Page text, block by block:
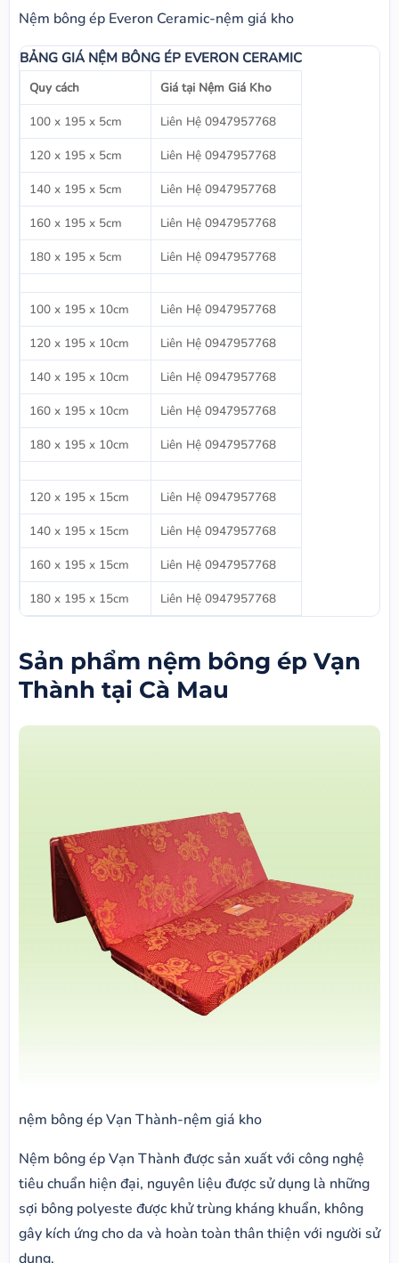
Nệm bông ép Everon Ceramic-nệm giá kho
BẢNG GIÁ NỆM BÔNG ÉP EVERON CERAMIC
Quy cách
Giá tại Nệm Giá Kho
100 x 195 x 5cm
Liên Hệ 0947957768
120 x 195 x 5cm
Liên Hệ 0947957768
140 x 195 x 5cm
Liên Hệ 0947957768
160 x 195 x 5cm
Liên Hệ 0947957768
180 x 195 x 5cm
Liên Hệ 0947957768
100 x 195 x 10cm
Liên Hệ 0947957768
120 x 195 x 10cm
Liên Hệ 0947957768
140 x 195 x 10cm
Liên Hệ 0947957768
160 x 195 x 10cm
Liên Hệ 0947957768
180 x 195 x 10cm
Liên Hệ 0947957768
120 x 195 x 15cm
Liên Hệ 0947957768
140 x 195 x 15cm
Liên Hệ 0947957768
160 x 195 x 15cm
Liên Hệ 0947957768
180 x 195 x 15cm
Liên Hệ 0947957768
Sản phẩm nệm bông ép Vạn
Thành tại Cà Mau
nệm bông ép Vạn Thành-nệm giá kho
Nệm bông ép Vạn Thành được sản xuất với công nghệ
tiêu chuẩn hiện đại, nguyên liệu được sử dụng là những
sợi bông polyeste được khử trùng kháng khuẩn, không
gây kích ứng cho da và hoàn toàn thân thiện với người sử
dụng.